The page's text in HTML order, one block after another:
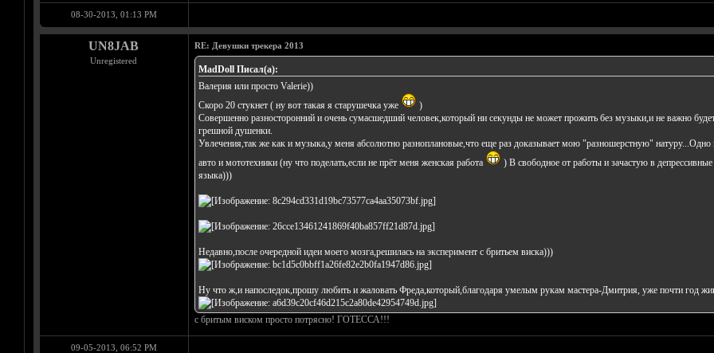
08-30-2013, 01:13 PM
UN8JAB
Unregistered
RE: Девушки трекера 2013
MadDoll Писал(а):
Валерия или просто Valerie))
Скоро 20 стукнет ( ну вот такая я старушечка уже
)
Совершенно разносторонний и очень сумасшедший человек,который ни секунды не может прожить без музыки,и не важно
грешной душенки.
Увлечения,так же как и музыка,у меня абсолютно разноплановые,что еще раз доказывает мою "разношерстную"
авто и мототехники (ну что поделать,если не прёт меня женская работа
) В свободное от работы и зачастую в
языка)))
Недавно,после очередной идеи моего мозга,решилась на эксперимент с бритьем виска)))
Ну что ж,и напоследок,прошу любить и жаловать Фреда,который,благодаря умелым рукам мастера-Дмитрия, уже почти год
c бритым виском просто потрясно! ГОТЕССА!!!
09-05-2013, 06:52 PM